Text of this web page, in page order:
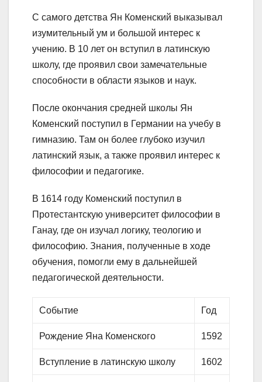
С самого детства Ян Коменский выказывал
изумительный ум и большой интерес к
учению. В 10 лет он вступил в латинскую
школу, где проявил свои замечательные
способности в области языков и наук.
После окончания средней школы Ян
Коменский поступил в Германии на учебу в
гимназию. Там он более глубоко изучил
латинский язык, а также проявил интерес к
философии и педагогике.
В 1614 году Коменский поступил в
Протестантскую университет философии в
Ганау, где он изучал логику, теологию и
философию. Знания, полученные в ходе
обучения, помогли ему в дальнейшей
педагогической деятельности.
Событие Год
Рождение Яна Коменского 1592
Вступление в латинскую школу 1602